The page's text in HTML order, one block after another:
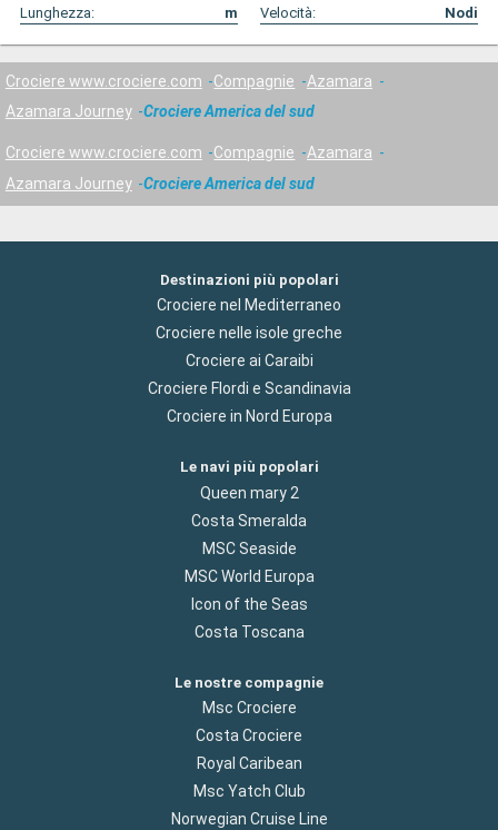
Lunghezza:
m Velocità: Nodi
Crociere www.crociere.com Compagnie
Azamara
Azamara Journey
Crociere America del sud
Crociere www.crociere.com Compagnie
Azamara
Azamara Journey
Crociere America del sud
Destinazioni più popolari
Crociere nel Mediterraneo
Crociere nelle isole greche
Crociere ai Caraibi
Crociere Flordi e Scandinavia
Crociere in Nord Europa
Le navi più popolari
Queen mary 2
Costa Smeralda
MSC Seaside
MSC World Europa
Icon of the Seas
Costa Toscana
Le nostre compagnie
Msc Crociere
Costa Crociere
Royal Caribean
Msc Yatch Club
Norwegian Cruise Line